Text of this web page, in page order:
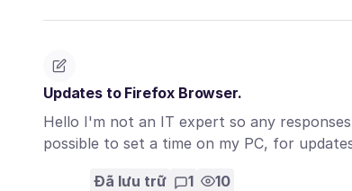
Updates to Firefox Browser.
Hello I'm not an IT expert so any
possible to set a time on my PC, for
Đã lưu trữ 1 10